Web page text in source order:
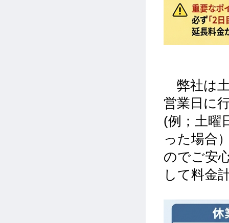
弊社は
営業日に
(例；土曜
った場合
のでご安
して料金